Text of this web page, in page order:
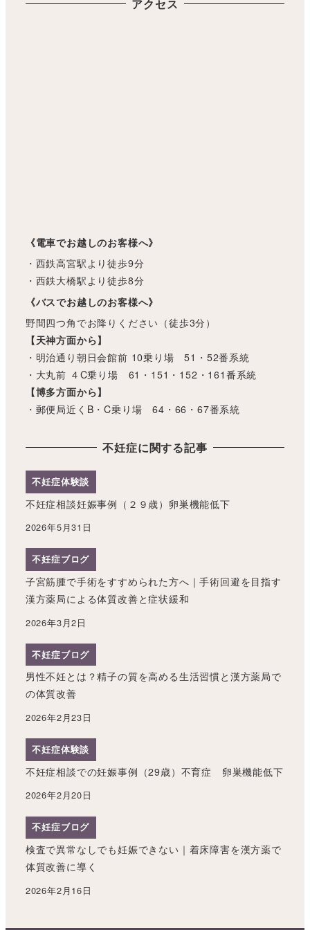
アクセス
《電車でお越しのお客様へ》
・西鉄高宮駅より徒歩9分
・西鉄大橋駅より徒歩8分
《バスでお越しのお客様へ》
野間四つ角でお降りください（徒歩3分）
【天神方面から】
・明治通り朝日会館前 10乗り場 51・52番系統
・大丸前 ４C乗り場 61・151・152・161番系統
【博多方面から】
・郵便局近くB・C乗り場 64・66・67番系統
不妊症に関する記事
不妊症体験談
不妊症相談妊娠事例（２９歳）卵巣機能低下
2026年5月31日
不妊症ブログ
子宮筋腫で手術をすすめられた方へ｜手術回避を目指す
漢方薬局による体質改善と症状緩和
2026年3月2日
不妊症ブログ
男性不妊とは？精子の質を高める生活習慣と漢方薬局で
の体質改善
2026年2月23日
不妊症体験談
不妊症相談での妊娠事例（29歳）不育症 卵巣機能低下
2026年2月20日
不妊症ブログ
検査で異常なしでも妊娠できない｜着床障害を漢方薬で
体質改善に導く
2026年2月16日